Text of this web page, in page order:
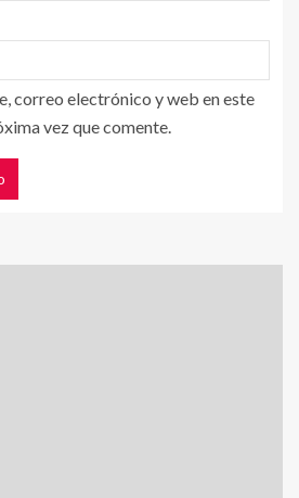
correo electrónico y web en este
vez que comente.